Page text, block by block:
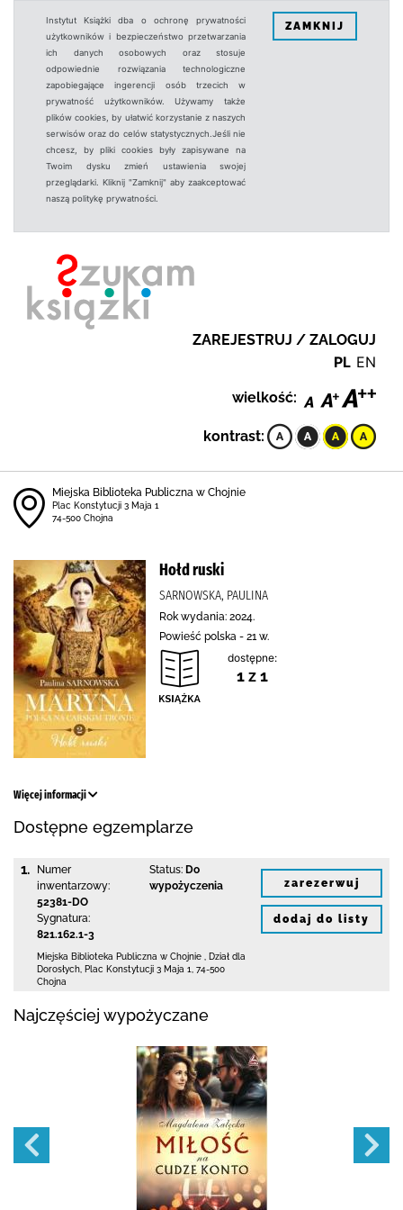
Instytut Książki dba o ochronę prywatności
użytkowników i bezpieczeństwo przetwarzania
ich danych osobowych oraz stosuje
odpowiednie rozwiązania technologiczne
zapobiegające ingerencji osób trzecich w
prywatność użytkowników. Używamy także
plików cookies, by ułatwić korzystanie z naszych
serwisów oraz do celów statystycznych.Jeśli nie
chcesz, by pliki cookies były zapisywane na
Twoim dysku zmień ustawienia swojej
przeglądarki. Kliknij "Zamknij" aby zaakceptować
naszą politykę prywatności.
ZAMKNIJ
ZAREJESTRUJ / ZALOGUJ
PL EN
wielkość:
kontrast:
Miejska Biblioteka Publiczna w Chojnie
Plac Konstytucji 3 Maja 1
74-500 Chojna
Hołd ruski
SARNOWSKA, PAULINA
Rok wydania: 2024.
Powieść polska - 21 w.
dostępne:
1 z 1
Więcej informacji
Dostępne egzemplarze
1.
Numer
inwentarzowy:
52381-DO
Sygnatura:
821.162.1-3
Status: Do
wypożyczenia
Miejska Biblioteka Publiczna w Chojnie
Dział dla
Dorosłych, Plac Konstytucji 3 Maja 1
74-500
Chojna
zarezerwuj
dodaj do listy
Najczęściej wypożyczane